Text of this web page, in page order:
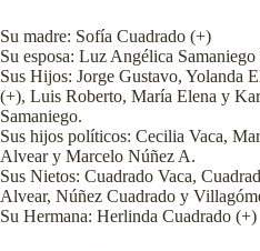
Su madre: Sofía Cuadrado (+)
Su esposa: Luz Angélica
Sus Hijos: Jorge Gustavo, Yolanda
(+), Luis Roberto, María Elena y
Samaniego.
Sus hijos políticos: Cecilia Vaca,
Alvear y Marcelo Núñez A.
Sus Nietos: Cuadrado Vaca,
Alvear, Núñez Cuadrado y
Su Hermana: Herlinda Cuadrado (+)